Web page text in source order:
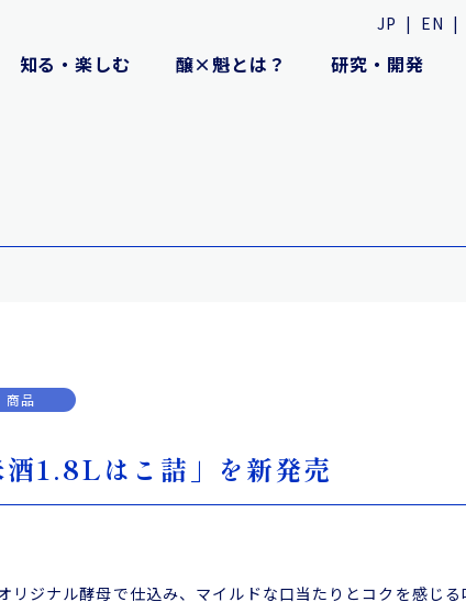
JP | EN |
知る・楽しむ 醸×魁とは？ 研究・開発
商品
1.8Lはこ詰」を新発売
リジナル酵母で仕込み、マイルドな口当たりとコクを感じ